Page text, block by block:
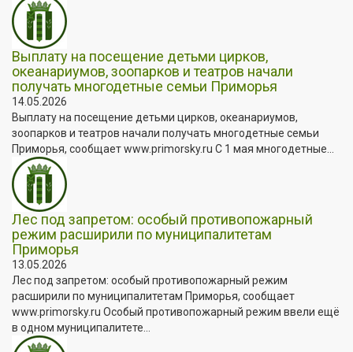
Выплату на посещение детьми цирков,
океанариумов, зоопарков и театров начали
получать многодетные семьи Приморья
14.05.2026
Выплату на посещение детьми цирков, океанариумов,
зоопарков и театров начали получать многодетные семьи
Приморья, сообщает www.primorsky.ru С 1 мая многодетные...
Лес под запретом: особый противопожарный
режим расширили по муниципалитетам
Приморья
13.05.2026
Лес под запретом: особый противопожарный режим
расширили по муниципалитетам Приморья, сообщает
www.primorsky.ru Особый противопожарный режим ввели ещё
в одном муниципалитете...